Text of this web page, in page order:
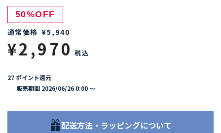
50%OFF
通常価格 ¥5,940
¥2,970 税込
27 ポイント還元
販売期間 2026/06/26 0:00〜
配送方法・ラッピングについて